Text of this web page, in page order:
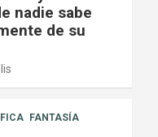
nadie sabe
de su
FANTASÍA